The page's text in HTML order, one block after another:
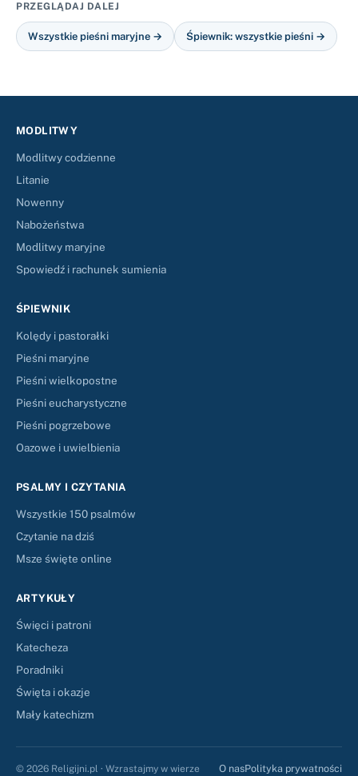
PRZEGLĄDAJ DALEJ
Wszystkie pieśni maryjne → Śpiewnik: wszystkie pieśni →
MODLITWY
Modlitwy codzienne
Litanie
Nowenny
Nabożeństwa
Modlitwy maryjne
Spowiedź i rachunek sumienia
ŚPIEWNIK
Kolędy i pastorałki
Pieśni maryjne
Pieśni wielkopostne
Pieśni eucharystyczne
Pieśni pogrzebowe
Oazowe i uwielbienia
PSALMY I CZYTANIA
Wszystkie 150 psalmów
Czytanie na dziś
Msze święte online
ARTYKUŁY
Święci i patroni
Katecheza
Poradniki
Święta i okazje
Mały katechizm
© 2026 Religijni.pl · Wzrastajmy w wierze O nasPolityka prywatności